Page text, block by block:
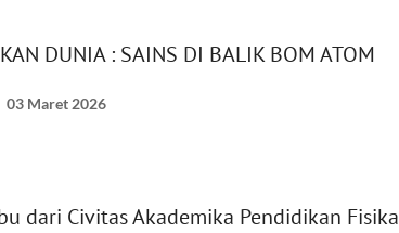
DUNIA : SAINS DI BALIK BOM ATOM
03 Maret 2026
dari Civitas Akademika Pendidikan Fisika